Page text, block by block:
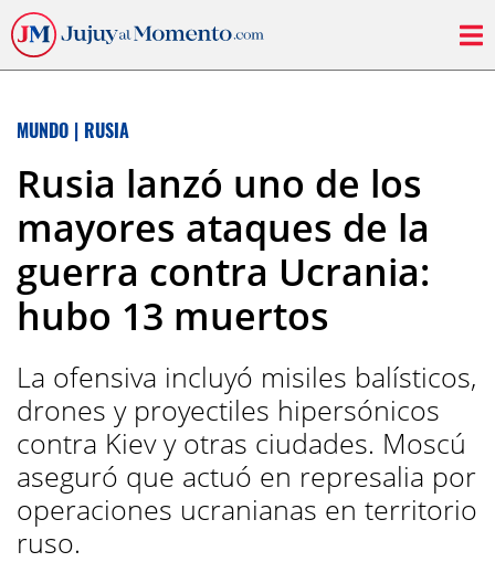
MUNDO | RUSIA
Rusia lanzó uno de los
mayores ataques de la
guerra contra Ucrania:
hubo 13 muertos
La ofensiva incluyó misiles balísticos,
drones y proyectiles hipersónicos
contra Kiev y otras ciudades. Moscú
aseguró que actuó en represalia por
operaciones ucranianas en territorio
ruso.